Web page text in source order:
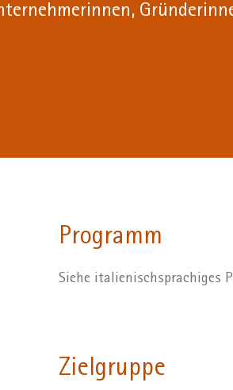
Programm
Siehe italienischsprachiges
Zielgruppe